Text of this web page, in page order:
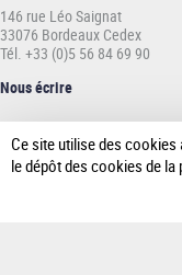
146 rue Léo Saignat
33076 Bordeaux Cedex
Tél. +33 (0)5 56 84 69 90
Nous écrire
Ce site utilise des cookies
le dépôt des cookies de